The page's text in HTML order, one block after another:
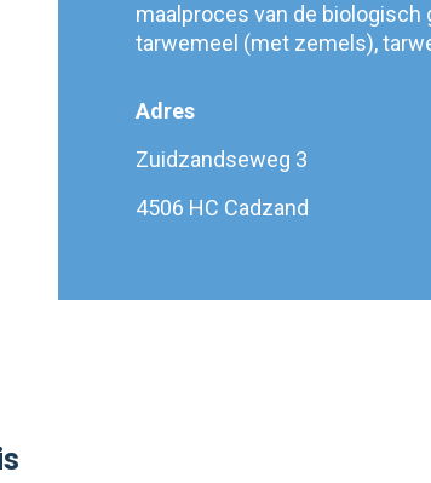
maalproces van de biologisch
tarwemeel (met zemels),
Adres
Zuidzandseweg 3
4506 HC Cadzand